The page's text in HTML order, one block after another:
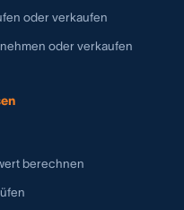
oder verkaufen
oder verkaufen
berechnen